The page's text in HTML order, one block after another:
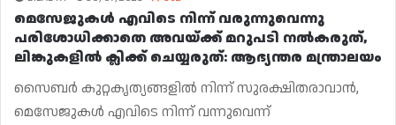
മെസേജുകൾ എവിടെ നിന്ന് വരുന്നുവെന്നു
പരിശോധിക്കാതെ അവയ്ക്ക് മറുപടി നൽകരുത്,
ലിങ്കുകളിൽ ക്ലിക്ക് ചെയ്യരുത്: ആഭ്യന്തര മന്ത്രാലയം
സൈബർ കുറ്റകൃത്യങ്ങളിൽ നിന്ന് സുരക്ഷിതരാവാൻ,
മെസേജുകൾ എവിടെ നിന്ന് വന്നുവെന്ന്